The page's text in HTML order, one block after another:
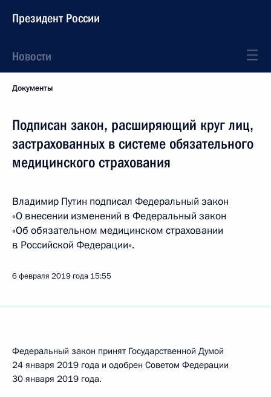
Президент России
Новости
Документы
Подписан закон, расширяющий круг лиц,
застрахованных в системе обязательного
медицинского страхования
Владимир Путин подписал Федеральный закон
«О внесении изменений в Федеральный закон
«Об обязательном медицинском страховании
в Российской Федерации».
6 февраля 2019 года 15:55
Федеральный закон принят Государственной Думой
24 января 2019 года и одобрен Советом Федерации
30 января 2019 года.